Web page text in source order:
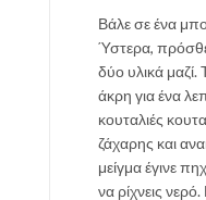
Βάλε σε ένα
Ύστερα,
δύο υλικά μαζί.
άκρη για ένα
κουταλιές
ζάχαρης και
μείγμα έγινε
να ρίχνεις